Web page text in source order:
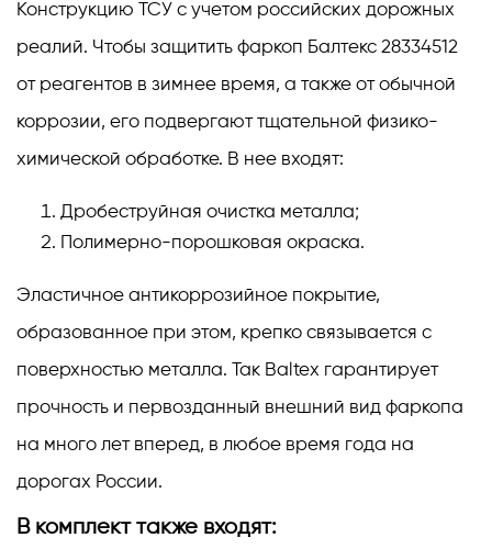
Конструкцию ТСУ с учетом российских дорожных
реалий. Чтобы защитить фаркоп Балтекс 28334512
от реагентов в зимнее время, а также от обычной
коррозии, его подвергают тщательной физико-
химической обработке. В нее входят:
Дробеструйная очистка металла;
Полимерно-порошковая окраска.
Эластичное антикоррозийное покрытие,
образованное при этом, крепко связывается с
поверхностью металла. Так Baltex гарантирует
прочность и первозданный внешний вид фаркопа
на много лет вперед, в любое время года на
дорогах России.
В комплект также входят: